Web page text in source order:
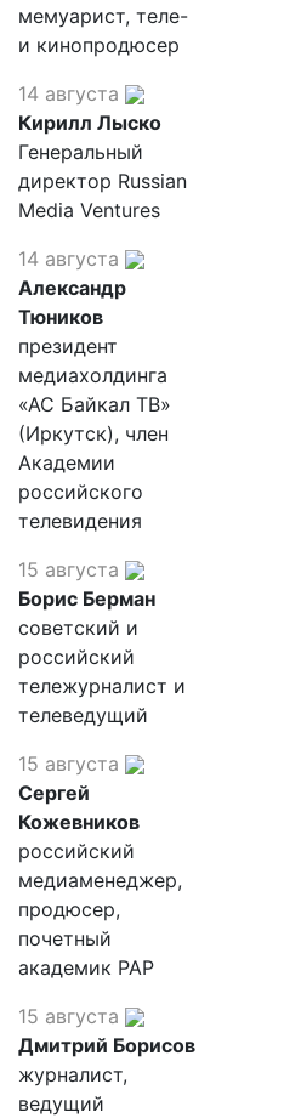
мемуарист, теле-
и кинопродюсер
14 августа
Кирилл Лыско
Генеральный
директор Russian
Media Ventures
14 августа
Александр
Тюников
президент
медиахолдинга
«АС Байкал ТВ»
(Иркутск), член
Академии
российского
телевидения
15 августа
Борис Берман
советский и
российский
тележурналист и
телеведущий
15 августа
Сергей
Кожевников
российский
медиаменеджер,
продюсер,
почетный
академик РАР
15 августа
Дмитрий Борисов
журналист,
ведущий